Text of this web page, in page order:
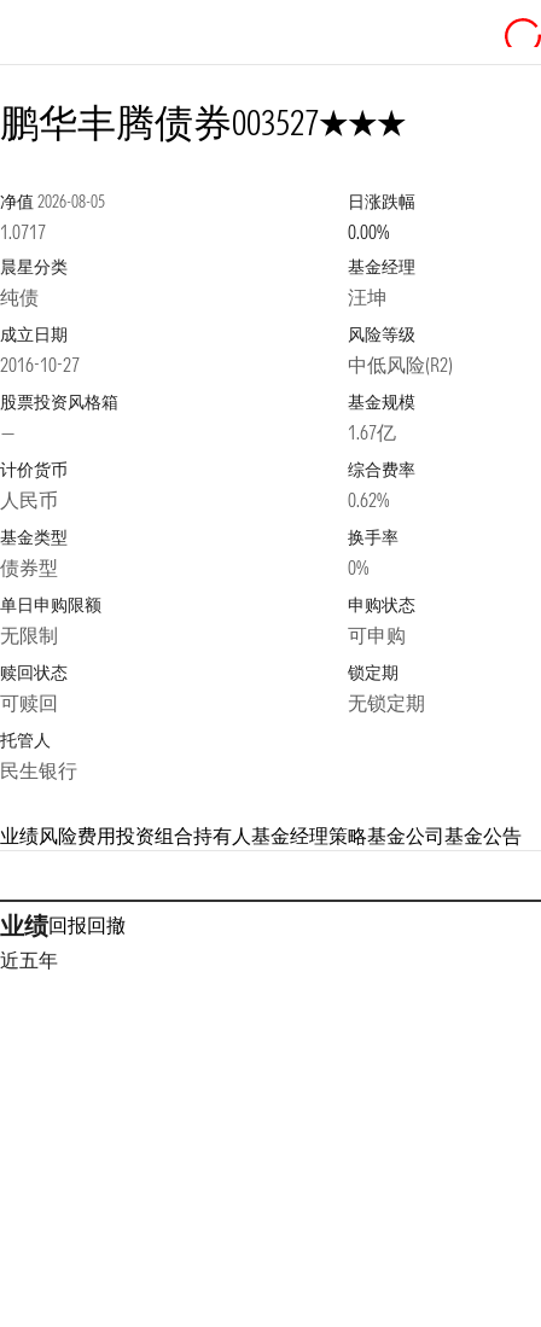
鹏华丰腾债券003527
净值 2026-08-05
1.0717
日涨跌幅
0.00%
晨星分类
纯债
基金经理
汪坤
成立日期
2016-10-27
风险等级
中低风险(R2)
股票投资风格箱
—
基金规模
1.67亿
计价货币
人民币
综合费率
0.62%
基金类型
债券型
换手率
0%
单日申购限额
无限制
申购状态
可申购
赎回状态
可赎回
锁定期
无锁定期
托管人
民生银行
业绩风险费用投资组合持有人基金经理策略基金公司基金公告
业绩回报回撤
近五年